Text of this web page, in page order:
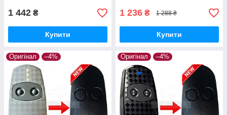
1 442 ₴
Купити
1 236 ₴ 1 288 ₴
Купити
Оригінал –4% Оригінал –4%